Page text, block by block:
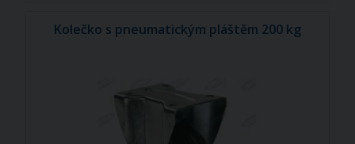
Kolečko s pneumatickým pláštěm 200 kg